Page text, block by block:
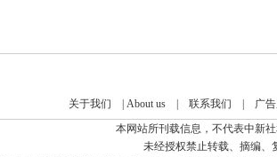
关于我们 About us| 联系我们
广
本网站所刊载信息，不代表中新
未经授权禁止转载、摘编、